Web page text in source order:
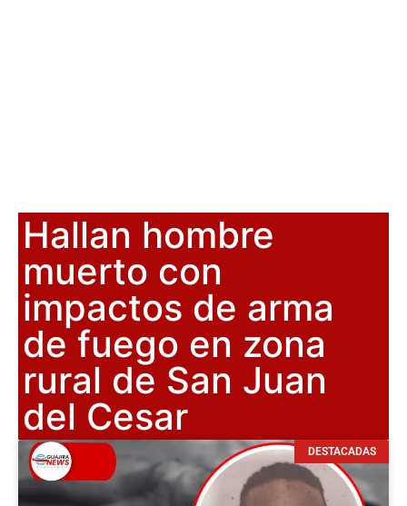
Hallan hombre
muerto con
impactos de arma
de fuego en zona
rural de San Juan
del Cesar
DESTACADAS